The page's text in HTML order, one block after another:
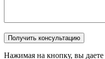
Нажимая на кнопку, вы даете